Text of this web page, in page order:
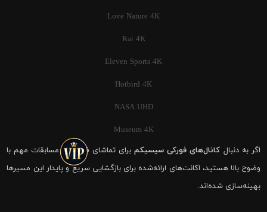
Love Nature 4K
Rai 4K
Eleven Sports 4K
Hotbird 4K
NASA UHD
Museum 4K
اگر به دنبال کانال‌های فورکی سیسیکمبرای تماشای فوتبال و مسابقات مهم با
وضوح بالا هستید، اکانت‌های ارائه‌شده برای بازگشایی سریع و پایدار این مسیرها
بهینه‌سازی شده‌اند.